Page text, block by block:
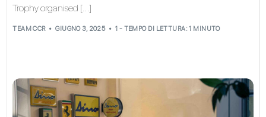
Trophy organised […]
TEAM CCR GIUGNO 3, 2025 1 - TEMPO DI LETTURA: 1 MINUTO